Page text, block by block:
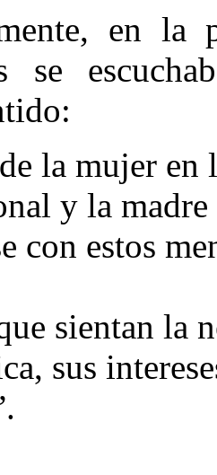
en
se
la mujer en
y la madre
con estos
sientan la
sus